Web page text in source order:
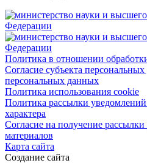
Политика в отношении
Согласие субъекта
персональных данных
Политика использования cookie
Политика рассылки
характера
Согласие на получение
материалов
Карта сайта
Создание сайта